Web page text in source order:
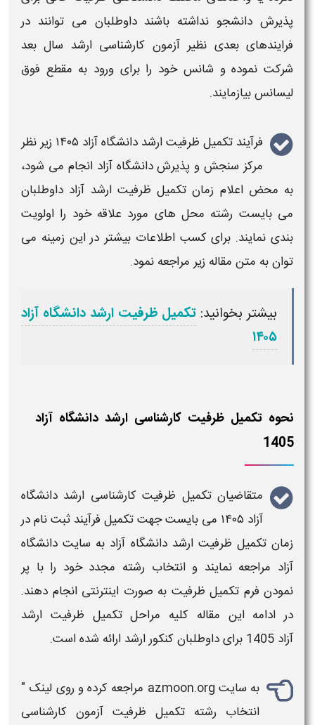
پذیرش دانشجو نداشته باشند داوطلبان می توانند در
فرایندهای بعدی نظیر آزمون کارشناسی ارشد سال بعد
شرکت نموده و شانس خود را برای ورود به مقطع فوق
لیسانس بیازمایند.
فرآیند تکمیل ظرفیت ارشد دانشگاه آزاد ۱۴۰۵
زیر نظر
مرکز سنجش و پذیرش دانشگاه آزاد انجام می شود،
به محض اعلام زمان تکمیل ظرفیت ارشد آزاد داوطلبان
می بایست رشته محل های مورد علاقه خود را اولویت
بندی نمایند. برای کسب اطلاعات بیشتر در این زمینه می
توان به متن مقاله زیر مراجعه نمود.
بیشتر بخوانید: تکمیل ظرفیت ارشد دانشگاه آزاد
۱۴۰۵
نحوه تکمیل ظرفیت کارشناسی ارشد دانشگاه آزاد
1405
متقاضیانتکمیل ظرفیت کارشناسی ارشد دانشگاه
آزاد ۱۴۰۵
می بایست جهت تکمیل فرآیند ثبت نام در
زمان تکمیل ظرفیت ارشد دانشگاه آزاد به سایت دانشگاه
آزاد مراجعه نمایند و انتخاب رشته مجدد خود را با پر
نمودن فرم تکمیل ظرفیت به صورت اینترنتی انجام دهند.
در ادامه این مقاله کلیه مراحلتکمیل ظرفیت ارشد
آزاد 1405
برای داوطلبان کنکور ارشد ارائه شده است.
به سایت azmoon.org مراجعه کرده و روی لینک "
انتخاب رشته تکمیل ظرفیت آزمون کارشناسی